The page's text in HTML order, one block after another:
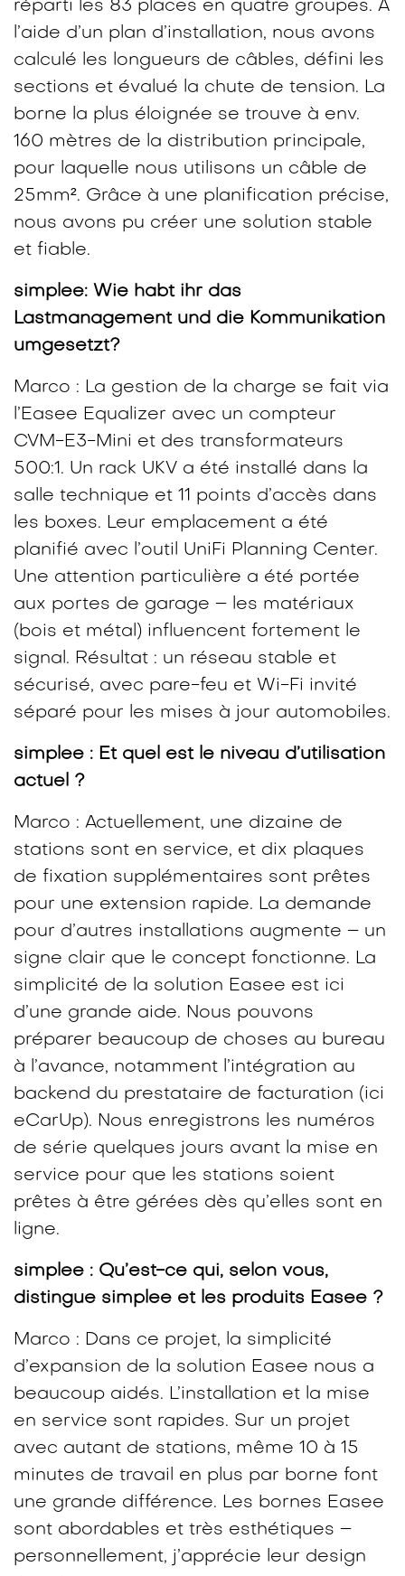
réparti les 83 places en quatre groupes. À
l’aide d’un plan d’installation, nous avons
calculé les longueurs de câbles, défini les
sections et évalué la chute de tension. La
borne la plus éloignée se trouve à env.
160 mètres de la distribution principale,
pour laquelle nous utilisons un câble de
25mm². Grâce à une planification précise,
nous avons pu créer une solution stable
et fiable.
simplee: Wie habt ihr das
Lastmanagement und die Kommunikation
umgesetzt?
Marco : La gestion de la charge se fait via
l’Easee Equalizer avec un compteur
CVM-E3-Mini et des transformateurs
500:1. Un rack UKV a été installé dans la
salle technique et 11 points d’accès dans
les boxes. Leur emplacement a été
planifié avec l’outil UniFi Planning Center.
Une attention particulière a été portée
aux portes de garage – les matériaux
(bois et métal) influencent fortement le
signal. Résultat : un réseau stable et
sécurisé, avec pare-feu et Wi-Fi invité
séparé pour les mises à jour automobiles.
simplee : Et quel est le niveau d’utilisation
actuel ?
Marco : Actuellement, une dizaine de
stations sont en service, et dix plaques
de fixation supplémentaires sont prêtes
pour une extension rapide. La demande
pour d’autres installations augmente – un
signe clair que le concept fonctionne. La
simplicité de la solution Easee est ici
d’une grande aide. Nous pouvons
préparer beaucoup de choses au bureau
à l’avance, notamment l’intégration au
backend du prestataire de facturation (ici
eCarUp). Nous enregistrons les numéros
de série quelques jours avant la mise en
service pour que les stations soient
prêtes à être gérées dès qu’elles sont en
ligne.
simplee : Qu’est-ce qui, selon vous,
distingue simplee et les produits Easee ?
Marco : Dans ce projet, la simplicité
d’expansion de la solution Easee nous a
beaucoup aidés. L’installation et la mise
en service sont rapides. Sur un projet
avec autant de stations, même 10 à 15
minutes de travail en plus par borne font
une grande différence. Les bornes Easee
sont abordables et très esthétiques –
personnellement, j’apprécie leur design